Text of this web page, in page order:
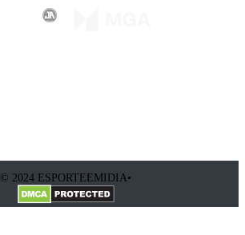
© 2024 ESPORTEEMIDIA•